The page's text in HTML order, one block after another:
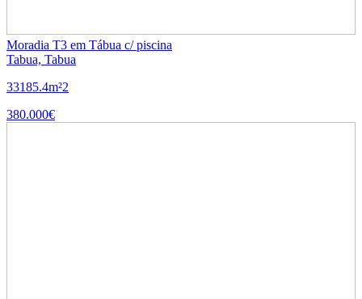
Moradia T3 em Tábua c/ piscina
Tabua, Tabua
33185.4m²2
380.000€